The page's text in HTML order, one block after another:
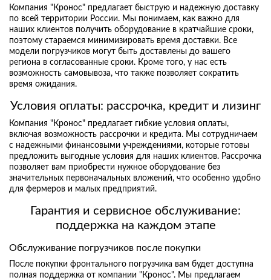
Компания "Кронос" предлагает быструю и надежную доставку
по всей территории России. Мы понимаем, как важно для
наших клиентов получить оборудование в кратчайшие сроки,
поэтому стараемся минимизировать время доставки. Все
модели погрузчиков могут быть доставлены до вашего
региона в согласованные сроки. Кроме того, у нас есть
возможность самовывоза, что также позволяет сократить
время ожидания.
Условия оплаты: рассрочка, кредит и лизинг
Компания "Кронос" предлагает гибкие условия оплаты,
включая возможность рассрочки и кредита. Мы сотрудничаем
с надежными финансовыми учреждениями, которые готовы
предложить выгодные условия для наших клиентов. Рассрочка
позволяет вам приобрести нужное оборудование без
значительных первоначальных вложений, что особенно удобно
для фермеров и малых предприятий.
Гарантия и сервисное обслуживание:
поддержка на каждом этапе
Обслуживание погрузчиков после покупки
После покупки фронтального погрузчика вам будет доступна
полная поддержка от компании "Кронос". Мы предлагаем